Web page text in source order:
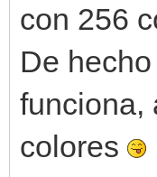
con 256
De
funciona,
colores